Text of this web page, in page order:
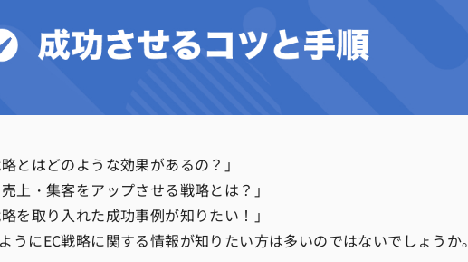
とはどのような効果があるの？」
上・集客をアップさせる戦略とは？」
を取り入れた成功事例が知りたい！」
うにEC戦略に関する情報が知りたい方は多いのではないでしょうか。